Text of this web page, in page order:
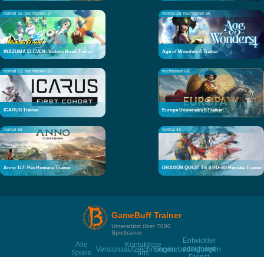
normal 15 hochfahren 14
INAZUMA ELEVEN: Victory Road Trainer
normal 19 hochfahren 56
Age of Wonders 4 Trainer
normal 23 hochfahren 35
ICARUS Trainer
hochfahren 68
Europa Universalis 5 Trainer
normal 69
Anno 117: Pax Romana Trainer
normal 43
DRAGON QUEST I & II HD-2D Remake Trainer
GameBuff Trainer
Unterstützt über 7000
Spieltrainer
Alle
Spiele Versionsaufzeichnungen
Kontaktiere
uns Servicebedingungen
Entwickler
deaktiviert